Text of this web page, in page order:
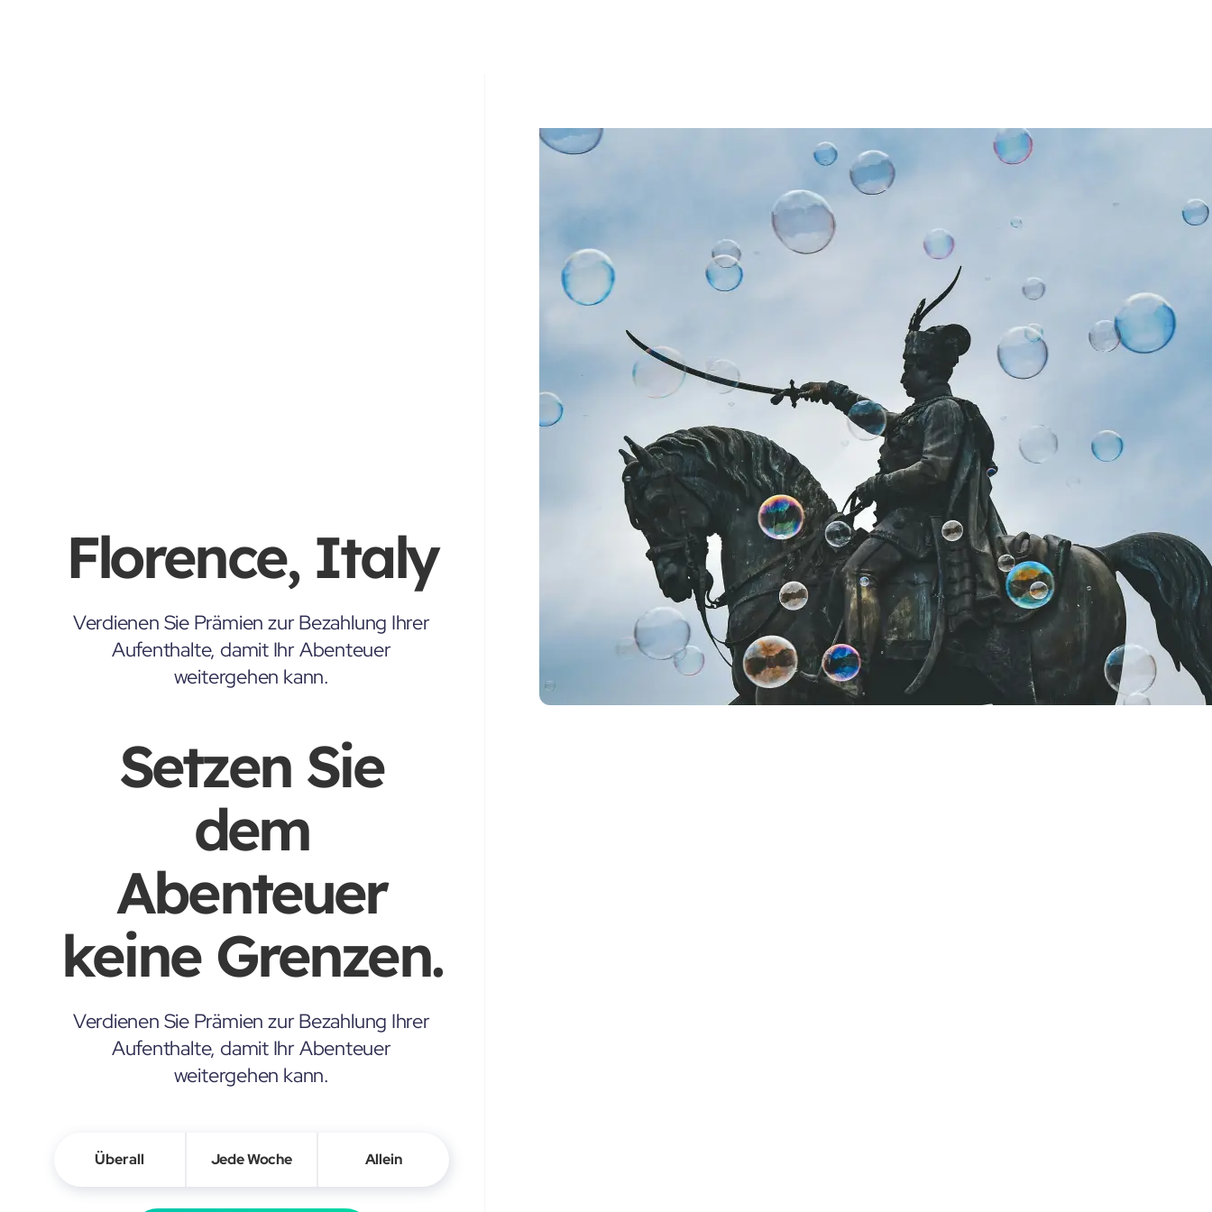
Florence, Italy
Verdienen Sie Prämien zur Bezahlung Ihrer
Aufenthalte, damit Ihr Abenteuer
weitergehen kann.
Setzen Sie
dem
Abenteuer
keine Grenzen.
Verdienen Sie Prämien zur Bezahlung Ihrer
Aufenthalte, damit Ihr Abenteuer
weitergehen kann.
Überall Jede Woche Allein